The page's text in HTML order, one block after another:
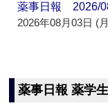
薬事日報 2026/
2026年08月03日 (
薬事日報 薬学